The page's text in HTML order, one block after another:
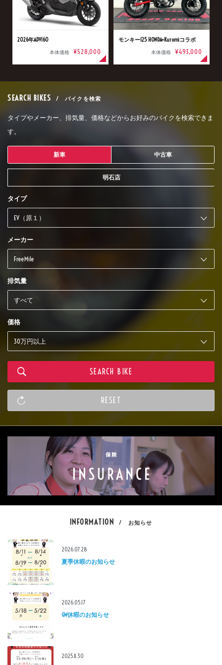
2026年ADV160
本体価格 ¥528,000
モンキー125 HONDA×Kuromiコラボ
本体価格 ¥493,000
SEARCH BIKES / バイクを検索
タイプやメーカー、排気量、価格などからお好みのバイクを検索できま
す。
新車 中古車
明石店
タイプ
メーカー
排気量
価格
INFORMATION / お知らせ
2026.07.28
夏季休暇のお知らせ
2026.05.17
GW休暇のお知らせ
2025.11.30